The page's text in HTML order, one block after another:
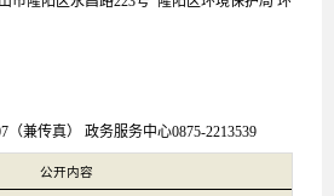
兼传真） 政务服务中心0875-2213539
公开内容